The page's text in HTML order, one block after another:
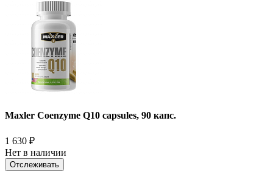
Maxler Coenzyme Q10 capsules, 90 капс.
1 630 ₽
Нет в наличии
Отслеживать